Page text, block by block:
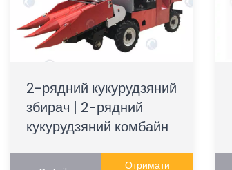
2-рядний кукурудзяний
збирач | 2-рядний
кукурудзяний комбайн
Отримати